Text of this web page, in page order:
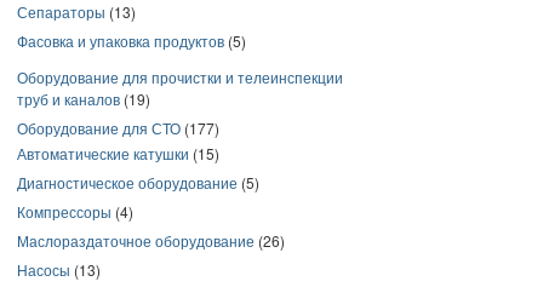
Сепараторы (13)
Фасовка и упаковка продуктов (5)
Оборудование для прочистки и телеинспекции
труб и каналов (19)
Оборудование для СТО (177)
Автоматические катушки (15)
Диагностическое оборудование (5)
Компрессоры (4)
Маслораздаточное оборудование (26)
Насосы (13)